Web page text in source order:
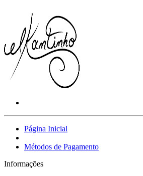
Página Inicial
Métodos de Pagamento
Informações